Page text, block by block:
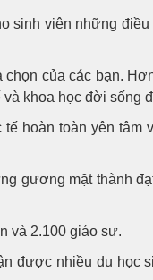
sinh viên những
của các bạn.
khoa học đời sống
hoàn toàn yên
gương mặt thành
và 2.100 giáo sư.
được nhiều du học